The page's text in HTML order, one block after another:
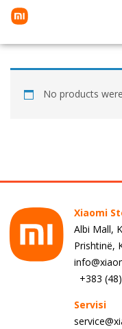
No products
Xiaomi
Albi Mall,
Prishtinë,
+383
Servisi